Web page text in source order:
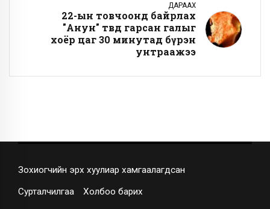
ДАРААХ
22-ын товчоонд байрлах
"Анун" төвд гарсан галыг
хоёр цаг 30 минутад бүрэн
унтраажээ
Зохиогчийн эрх хуулиар хамгаалагдсан
Сурталчилгаа Холбоо барих